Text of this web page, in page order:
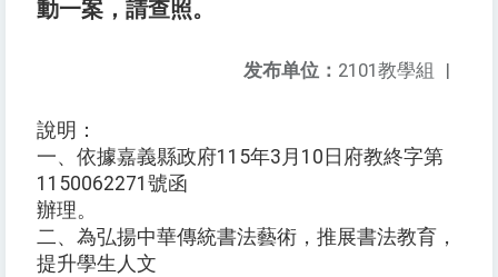
動一案，請查照。
发布单位： 2101教學組 |
說明：
一、依據嘉義縣政府115年3月10日府教終字第
1150062271號函
辦理。
二、為弘揚中華傳統書法藝術，推展書法教育，
提升學生人文